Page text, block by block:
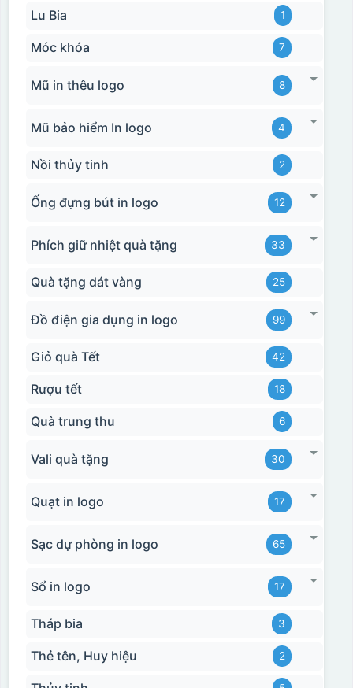
Lu Bia 1
Móc khóa 7
Mũ in thêu logo 8
Mũ bảo hiểm In logo 4
Nồi thủy tinh 2
Ống đựng bút in logo 12
Phích giữ nhiệt quà tặng 33
Quà tặng dát vàng 25
Đồ điện gia dụng in logo 99
Giỏ quà Tết 42
Rượu tết 18
Quà trung thu 6
Vali quà tặng 30
Quạt in logo 17
Sạc dự phòng in logo 65
Sổ in logo 17
Tháp bia 3
Thẻ tên, Huy hiệu 2